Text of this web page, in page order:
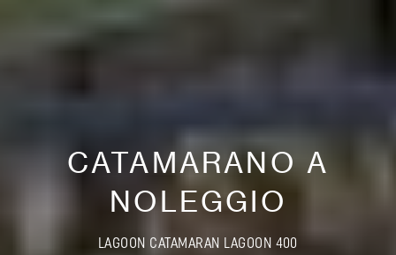
CATAMARANO A
NOLEGGIO
LAGOON CATAMARAN LAGOON 400